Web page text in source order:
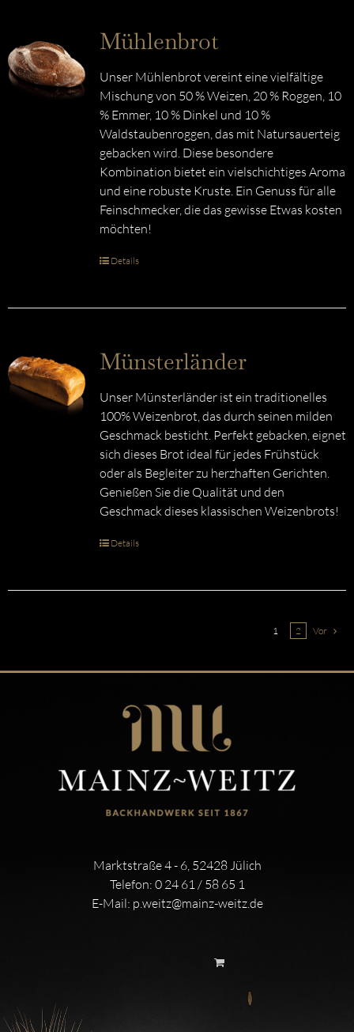
Mühlenbrot
Unser Mühlenbrot vereint eine vielfältige
Mischung von 50 % Weizen, 20 % Roggen, 10
% Emmer, 10 % Dinkel und 10 %
Waldstaubenroggen, das mit Natursauerteig
gebacken wird. Diese besondere
Kombination bietet ein vielschichtiges Aroma
und eine robuste Kruste. Ein Genuss für alle
Feinschmecker, die das gewisse Etwas kosten
möchten!
Details
Münsterländer
Unser Münsterländer ist ein traditionelles
100% Weizenbrot, das durch seinen milden
Geschmack besticht. Perfekt gebacken, eignet
sich dieses Brot ideal für jedes Frühstück
oder als Begleiter zu herzhaften Gerichten.
Genießen Sie die Qualität und den
Geschmack dieses klassischen Weizenbrots!
Details
1 2 Vor
Marktstraße 4 - 6, 52428 Jülich
Telefon: 0 24 61 / 58 65 1
E-Mail: p.weitz@mainz-weitz.de